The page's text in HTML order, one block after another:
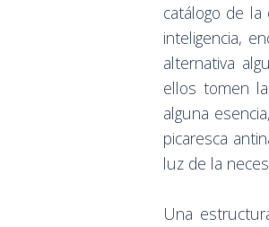
catálogo de
inteligencia,
alternativa
ellos tomen
alguna
picaresca
luz de la
Una